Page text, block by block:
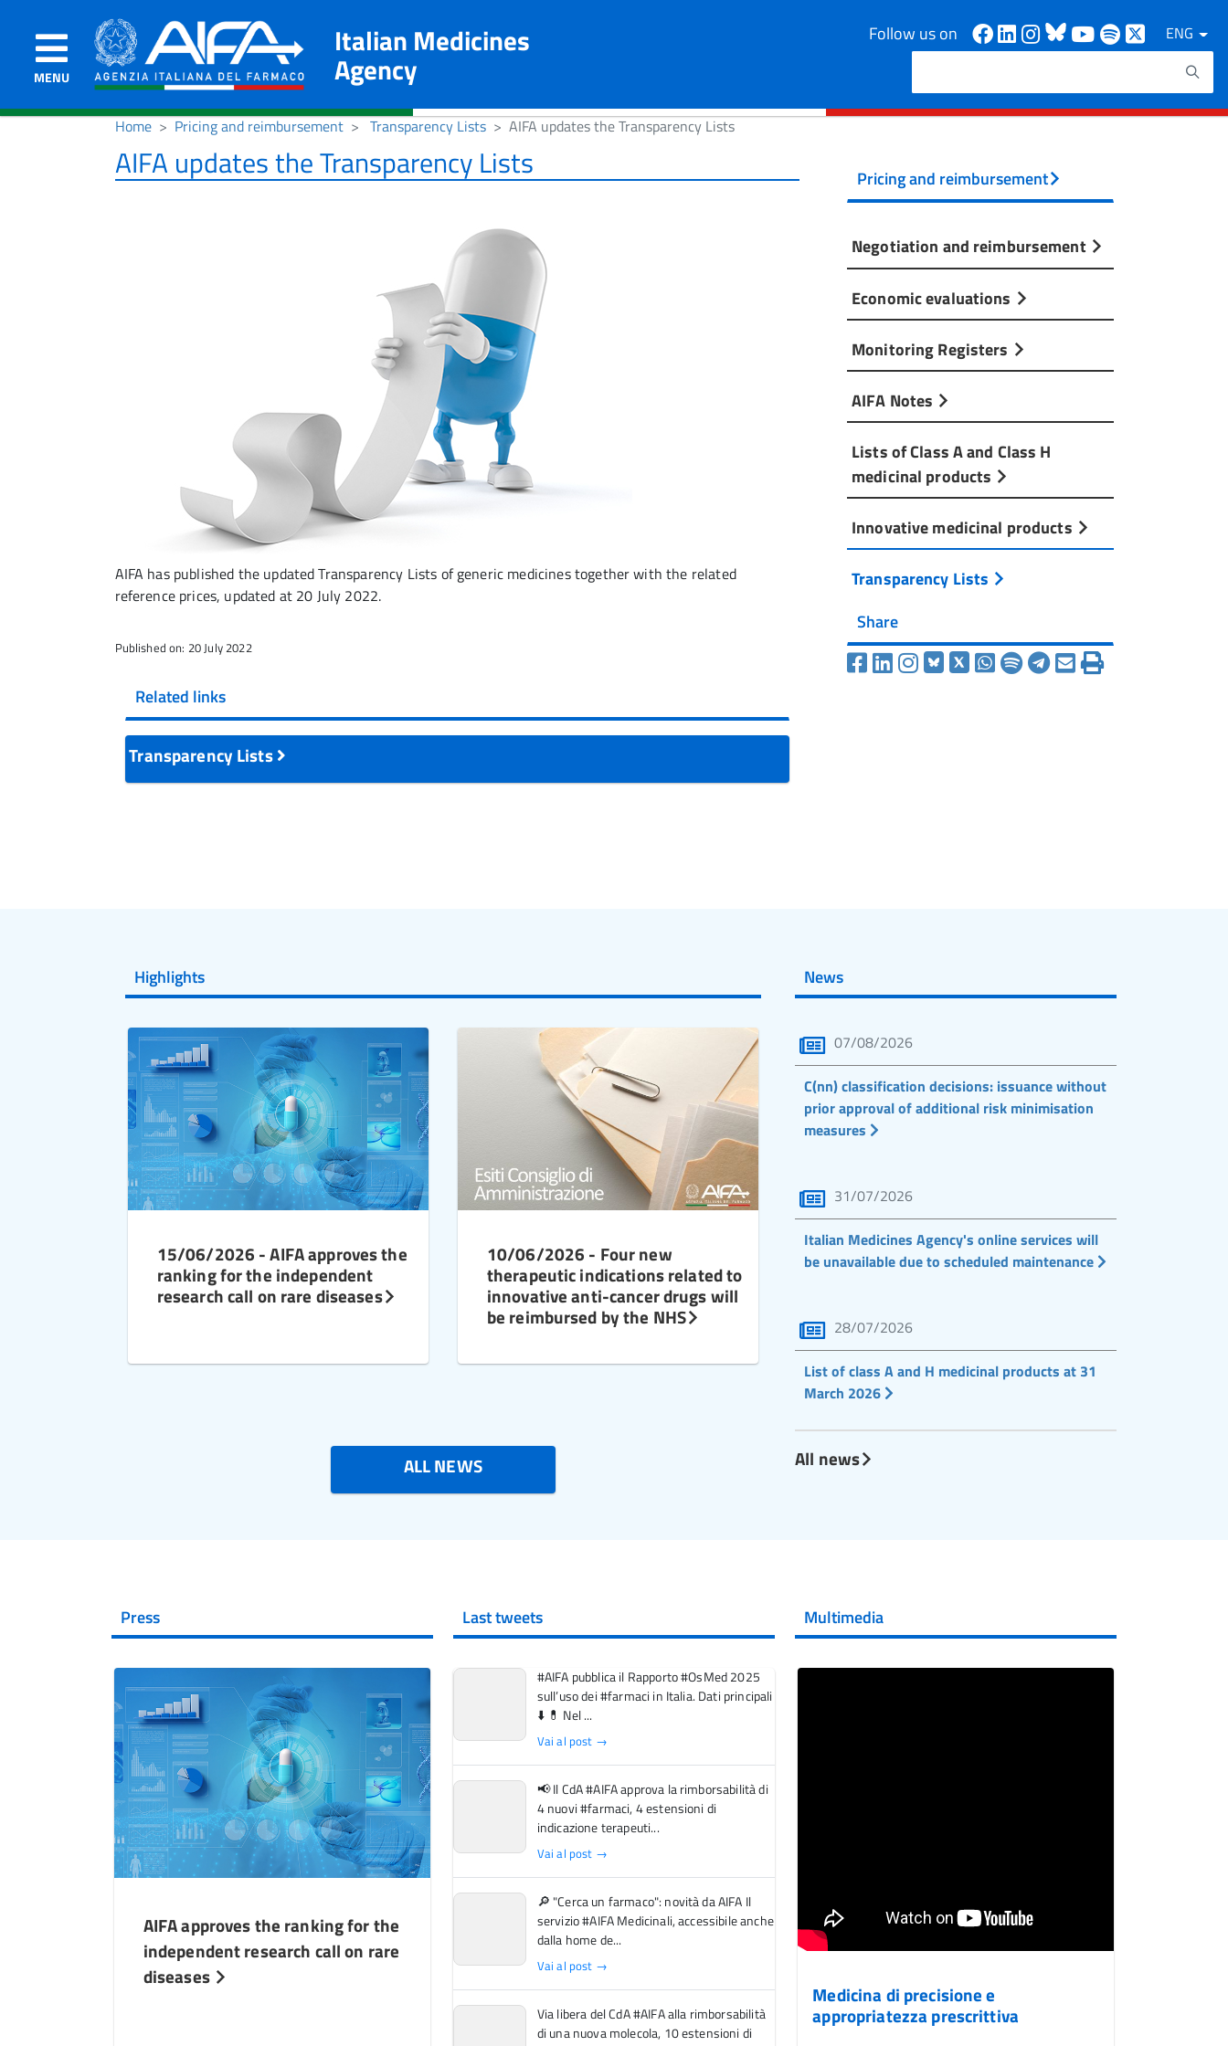
MENU
Italian Medicines
Agency
Follow us on Facebook
Linkedin
Instagram
Bluesky
Youtube
Spotify
ENGSearch
Home Pricing and reimbursement Transparency Lists AIFA updates the Transparency Lists
AIFA updates the Transparency Lists
AIFA has published the updated Transparency Lists of generic medicines together with the related
reference prices, updated at 20 July 2022.
Published on: 20 July 2022
Related links
Transparency Lists
Pricing and reimbursement
Negotiation and reimbursement
Economic evaluations
Monitoring Registers
AIFA Notes
Lists of Class A and Class H
medicinal products
Innovative medicinal products
Transparency Lists
Share
Highlights
15/06/2026 - AIFA approves the
ranking for the independent
research call on rare diseases
10/06/2026 - Four new
therapeutic indications related to
innovative anti-cancer drugs will
be reimbursed by the NHS
ALL NEWS
News
07/08/2026
C(nn) classification decisions: issuance without
prior approval of additional risk minimisation
measures
31/07/2026
Italian Medicines Agency's online services will
be unavailable due to scheduled maintenance
28/07/2026
List of class A and H medicinal products at 31
March 2026
All news
Press
AIFA approves the ranking for the
independent research call on rare
diseases
Last tweets
#AIFA pubblica il Rapporto #OsMed 2025
sull’uso dei #farmaci in Italia. Dati principali
⬇️ 💊 Nel ...
Vai al post →
📢 Il CdA #AIFA approva la rimborsabilità di
4 nuovi #farmaci, 4 estensioni di
indicazione terapeuti...
Vai al post →
🔎 "Cerca un farmaco": novità da AIFA Il
servizio #AIFA Medicinali, accessibile anche
dalla home de...
Vai al post →
Via libera del CdA #AIFA alla rimborsabilità
di una nuova molecola, 10 estensioni di
Multimedia
Medicina di precisione e
appropriatezza prescrittiva